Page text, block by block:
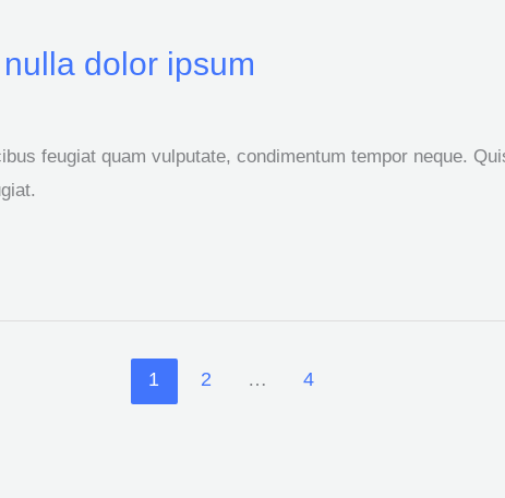
dolor ipsum
feugiat quam vulputate, condimentum tempor neque.
1 2 … 4